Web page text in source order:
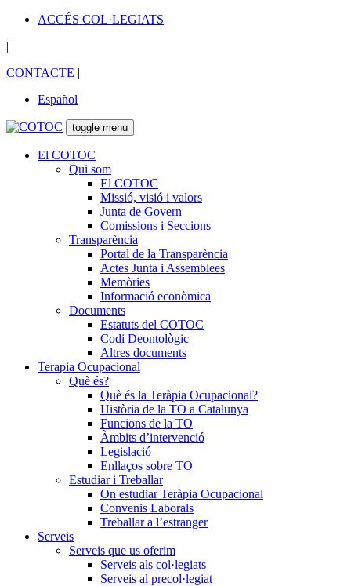
ACCÉS COL·LEGIATS
|
CONTACTE |
Español
toggle menu
El COTOC
Qui som
El COTOC
Missió, visió i valors
Junta de Govern
Comissions i Seccions
Transparència
Portal de la Transparència
Actes Junta i Assemblees
Memòries
Informació econòmica
Documents
Estatuts del COTOC
Codi Deontològic
Altres documents
Terapia Ocupacional
Què és?
Què és la Teràpia Ocupacional?
Història de la TO a Catalunya
Funcions de la TO
Àmbits d’intervenció
Legislació
Enllaços sobre TO
Estudiar i Treballar
On estudiar Teràpia Ocupacional
Convenis Laborals
Treballar a l’estranger
Serveis
Serveis que us oferim
Serveis als col·legiats
Serveis al precol·legiat